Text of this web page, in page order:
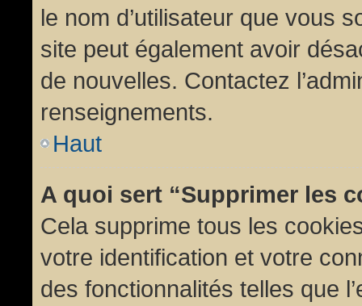
le nom d’utilisateur que vous
site peut également avoir
de nouvelles. Contactez
renseignements.
Haut
A quoi sert “Supprimer les
Cela supprime tous les
votre identification et votre
des fonctionnalités telles que